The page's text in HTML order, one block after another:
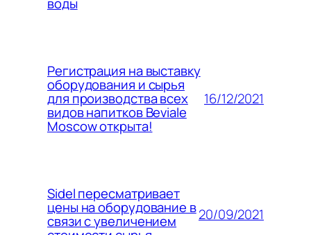
воды
Регистрация на выставку
оборудования и сырья
для производства всех
видов напитков Beviale
Moscow открыта!
16/12/2021
Sidel пересматривает
цены на оборудование в
связи с увеличением 20/09/2021